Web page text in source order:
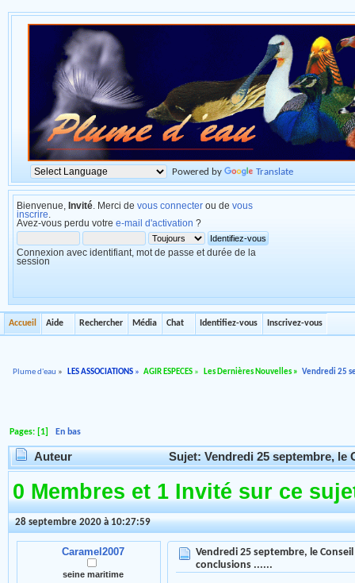
Powered by Translate
Bienvenue, Invité . Merci de vous connecter ou de vous
inscrire
Avez-vous perdu votre e-mail d'activation ?
Connexion avec identifiant, mot de passe et durée de la
session
Accueil Aide Rechercher Média Chat Identifiez-vous Inscrivez-vous
Plume d'eau » LES ASSOCIATIONS» AGIR ESPECES » Les Dernières Nouvelles» Vendredi 25
Pages: [1]En bas
Auteur Sujet: Vendredi 25 septembre, le
0 Membres et 1 Invité sur ce
28 septembre 2020 à 10:27:59
Caramel2007
seine maritime
Vendredi 25 septembre, le
conclusions ......